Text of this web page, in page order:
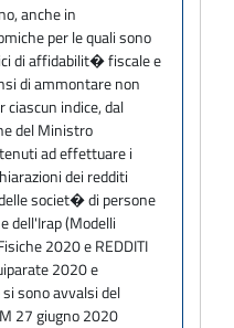
anche in
per le quali sono
di affidabilit� fiscale e
di ammontare non
indice, dal
del Ministro
ad effettuare i
dei redditi
societ� di persone
dell'Irap (Modelli
2020 e REDDITI
2020 e
sono avvalsi del
27 giugno 2020